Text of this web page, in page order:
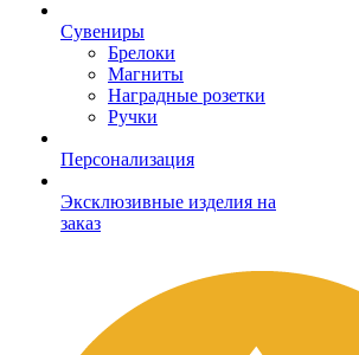
Сувениры
Брелоки
Магниты
Наградные розетки
Ручки
Персонализация
Эксклюзивные изделия на
заказ